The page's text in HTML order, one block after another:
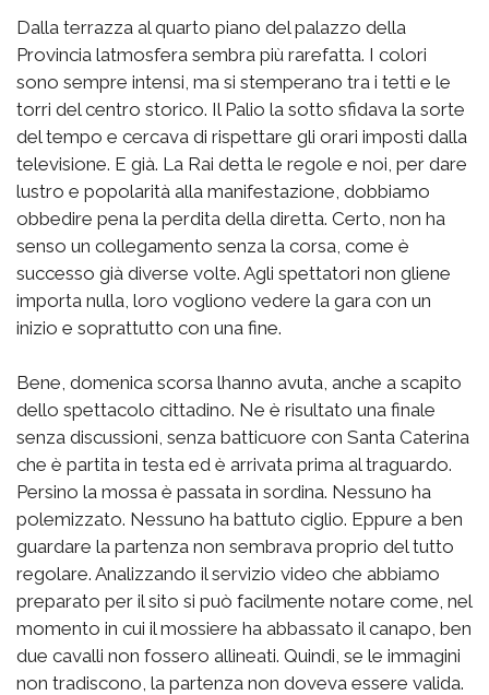
Dalla terrazza al quarto piano del palazzo della
Provincia latmosfera sembra più rarefatta. I colori
sono sempre intensi, ma si stemperano tra i tetti e le
torri del centro storico. Il Palio la sotto sfidava la sorte
del tempo e cercava di rispettare gli orari imposti dalla
televisione. E già. La Rai detta le regole e noi, per dare
lustro e popolarità alla manifestazione, dobbiamo
obbedire pena la perdita della diretta. Certo, non ha
senso un collegamento senza la corsa, come è
successo già diverse volte. Agli spettatori non gliene
importa nulla, loro vogliono vedere la gara con un
inizio e soprattutto con una fine.
Bene, domenica scorsa lhanno avuta, anche a scapito
dello spettacolo cittadino. Ne è risultato una finale
senza discussioni, senza batticuore con Santa Caterina
che è partita in testa ed è arrivata prima al traguardo.
Persino la mossa è passata in sordina. Nessuno ha
polemizzato. Nessuno ha battuto ciglio. Eppure a ben
guardare la partenza non sembrava proprio del tutto
regolare. Analizzando il servizio video che abbiamo
preparato per il sito si può facilmente notare come, nel
momento in cui il mossiere ha abbassato il canapo, ben
due cavalli non fossero allineati. Quindi, se le immagini
non tradiscono, la partenza non doveva essere valida.